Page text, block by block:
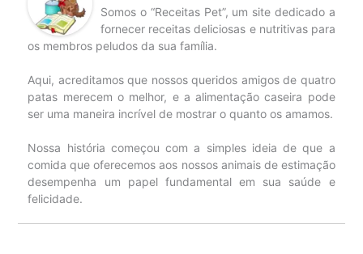
Somos o “Receitas Pet”, um site dedicado a
fornecer receitas deliciosas e nutritivas para
os membros peludos da sua família.
Aqui, acreditamos que nossos queridos amigos de quatro
patas merecem o melhor, e a alimentação caseira pode
ser uma maneira incrível de mostrar o quanto os amamos.
Nossa história começou com a simples ideia de que a
comida que oferecemos aos nossos animais de estimação
desempenha um papel fundamental em sua saúde e
felicidade.